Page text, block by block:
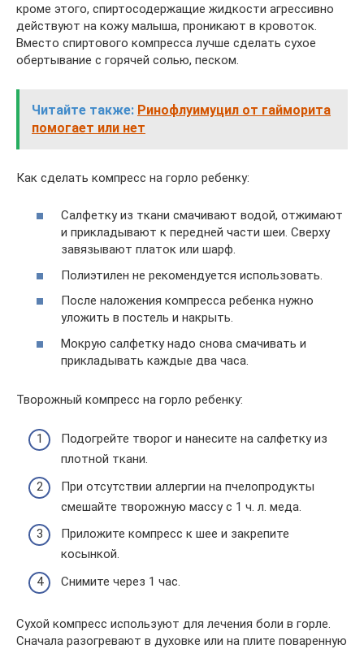
кроме этого, спиртосодержащие жидкости агрессивно
действуют на кожу малыша, проникают в кровоток.
Вместо спиртового компресса лучше сделать сухое
обертывание с горячей солью, песком.
Читайте также: Ринофлуимуцил от гайморита
помогает или нет
Как сделать компресс на горло ребенку:
Салфетку из ткани смачивают водой, отжимают
и прикладывают к передней части шеи. Сверху
завязывают платок или шарф.
Полиэтилен не рекомендуется использовать.
После наложения компресса ребенка нужно
уложить в постель и накрыть.
Мокрую салфетку надо снова смачивать и
прикладывать каждые два часа.
Творожный компресс на горло ребенку:
Подогрейте творог и нанесите на салфетку из
плотной ткани.
При отсутствии аллергии на пчелопродукты
смешайте творожную массу с 1 ч. л. меда.
Приложите компресс к шее и закрепите
косынкой.
Снимите через 1 час.
Сухой компресс используют для лечения боли в горле.
Сначала разогревают в духовке или на плите поваренную